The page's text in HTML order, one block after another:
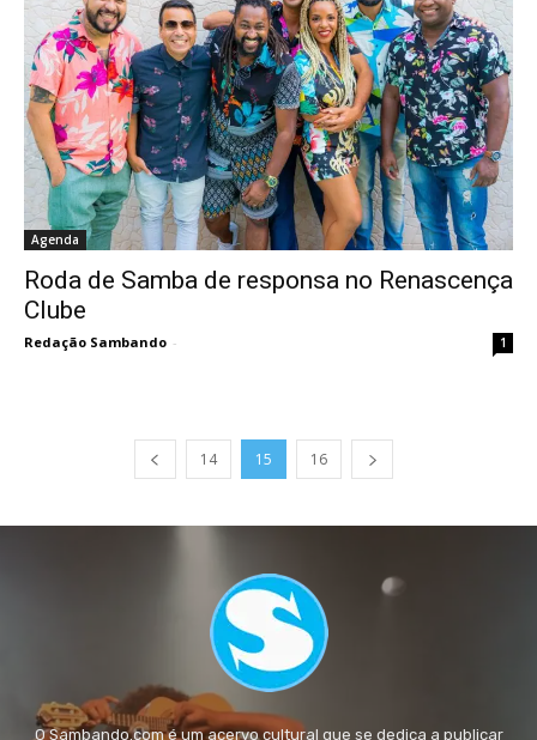
Agenda
Roda de Samba de responsa no Renascença
Clube
Redação Sambando - 1
14 15 16
O Sambando.com é um acervo cultural que se dedica a publicar